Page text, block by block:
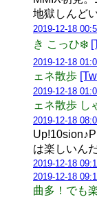
地獄しんど
2019-12-18
き こっひ❄️
2019-12-18
ェネ散歩
2019-12-18
ェネ散歩 し
2019-12-18
は楽しいん
2019-12-18
2019-12-18
曲多！でも